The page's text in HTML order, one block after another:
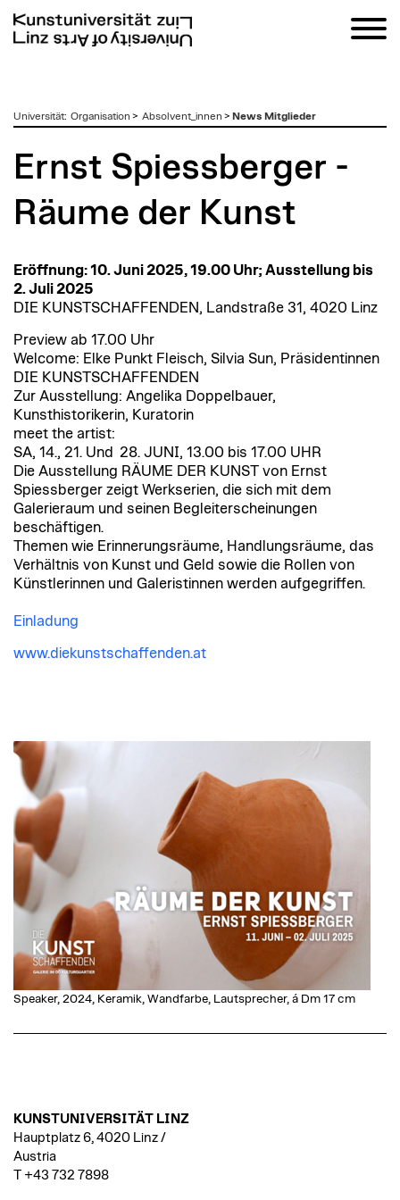
zumUniversität: Organisation > Absolvent_innen > News Mitglieder
Ernst Spiessberger -
Räume der Kunst
Eröffnung: 10. Juni 2025, 19.00 Uhr; Ausstellung bis
2. Juli 2025
DIE KUNSTSCHAFFENDEN, Landstraße 31, 4020 Linz
Preview ab 17.00 Uhr
Welcome: Elke Punkt Fleisch, Silvia Sun, Präsidentinnen
DIE KUNSTSCHAFFENDEN
Zur Ausstellung: Angelika Doppelbauer,
Kunsthistorikerin, Kuratorin
meet the artist:
SA, 14., 21. Und 28. JUNI, 13.00 bis 17.00 UHR
Die Ausstellung RÄUME DER KUNST von Ernst
Spiessberger zeigt Werkserien, die sich mit dem
Galerieraum und seinen Begleiterscheinungen
beschäftigen.
Themen wie Erinnerungsräume, Handlungsräume, das
Verhältnis von Kunst und Geld sowie die Rollen von
Künstlerinnen und Galeristinnen werden aufgegriffen.
Einladung
www.diekunstschaffenden.at
Speaker, 2024, Keramik, Wandfarbe, Lautsprecher, á Dm 17 cm
KUNSTUNIVERSITÄT LINZ
Hauptplatz 6, 4020 Linz /
Austria
T +43 732 7898